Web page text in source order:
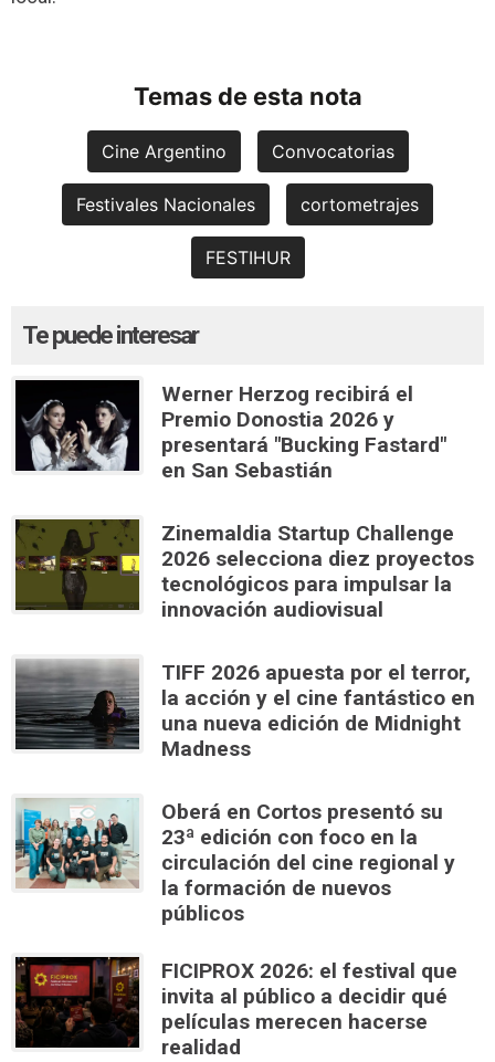
Temas de esta nota
Cine Argentino Convocatorias
Festivales Nacionales cortometrajes
FESTIHUR
Te puede interesar
Werner Herzog recibirá el
Premio Donostia 2026 y
presentará "Bucking Fastard"
en San Sebastián
Zinemaldia Startup Challenge
2026 selecciona diez proyectos
tecnológicos para impulsar la
innovación audiovisual
TIFF 2026 apuesta por el terror,
la acción y el cine fantástico en
una nueva edición de Midnight
Madness
Oberá en Cortos presentó su
23ª edición con foco en la
circulación del cine regional y
la formación de nuevos
públicos
FICIPROX 2026: el festival que
invita al público a decidir qué
películas merecen hacerse
realidad